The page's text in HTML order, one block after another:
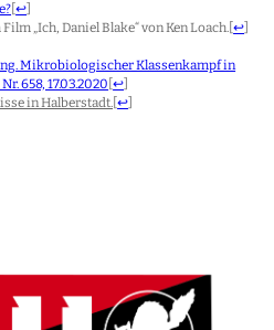
[↩
„Ich, Daniel Blake“ von Ken Loach. [↩
Mikrobiologischer Klassenkampf in
658, 17.03.2020 [↩
in Halberstadt. [↩